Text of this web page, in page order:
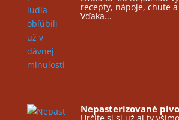
recepty, nápoje, chute
Vďaka...
Nepasterizované pivo